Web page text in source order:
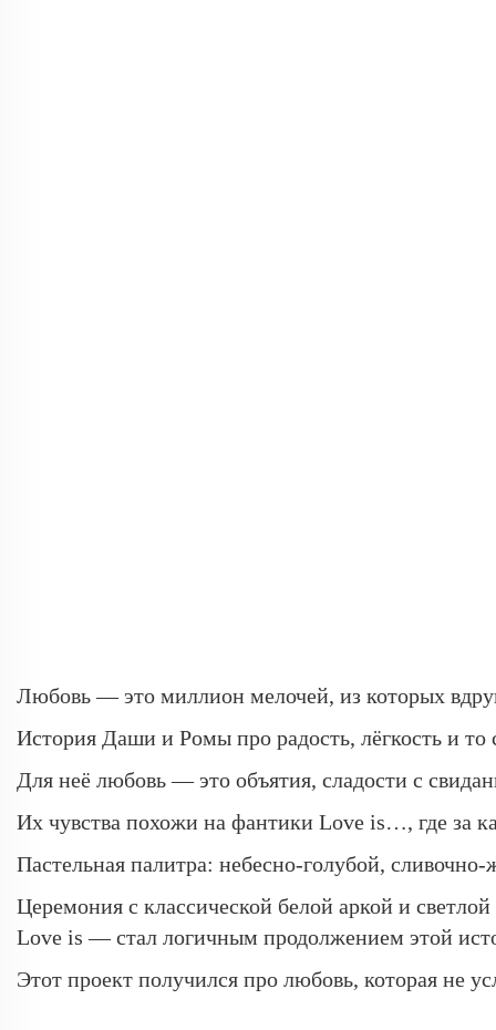
Любовь — это миллион мелочей, из которых
История Даши и Ромы про радость, лёгкость и то
Для неё любовь — это объятия, сладости с
Их чувства похожи на фантики Love is…, где за
Пастельная палитра: небесно-голубой,
Церемония с классической белой аркой и
Love is — стал логичным продолжением этой
Этот проект получился про любовь, которая не